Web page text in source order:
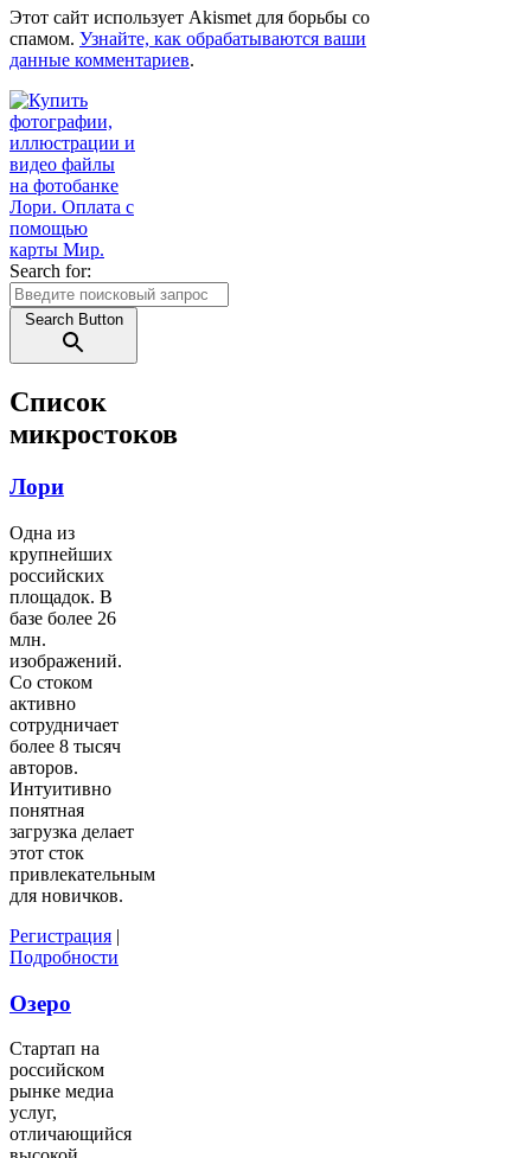
Этот сайт использует Akismet для борьбы со
спамом. Узнайте, как обрабатываются ваши
данные комментариев.
Search for:
Search Button
Список
микростоков
Лори
Одна из
крупнейших
российских
площадок. В
базе более 26
млн.
изображений.
Со стоком
активно
сотрудничает
более 8 тысяч
авторов.
Интуитивно
понятная
загрузка делает
этот сток
привлекательным
для новичков.
Регистрация |
Подробности
Озеро
Стартап на
российском
рынке медиа
услуг,
отличающийся